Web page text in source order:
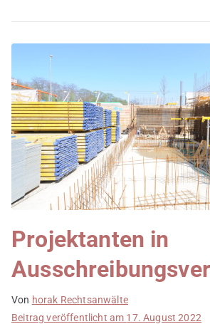
Projektanten in
Von horak Rechtsanwälte
Beitrag veröffentlicht am 17. August 2022